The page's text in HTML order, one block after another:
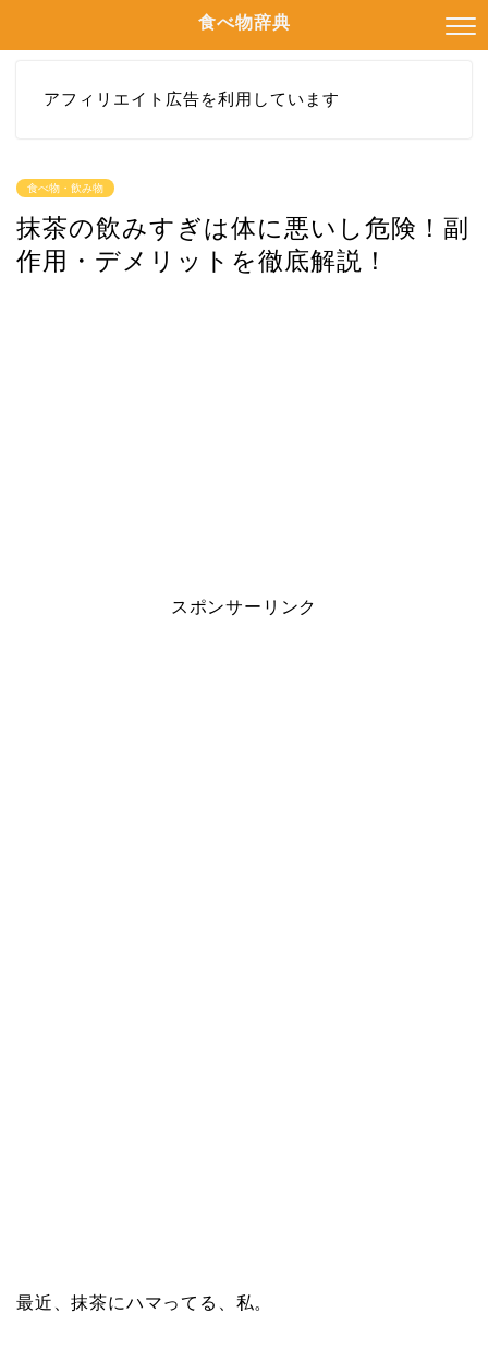
食べ物辞典
アフィリエイト広告を利用しています
食べ物・飲み物
抹茶の飲みすぎは体に悪いし危険！副
作用・デメリットを徹底解説！
スポンサーリンク
最近、抹茶にハマってる、私。